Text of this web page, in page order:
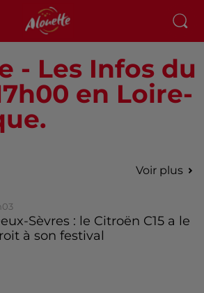
- Les Infos du
en Loire-
Voir plus
Sèvres : le Citroën C15 a le
à son festival